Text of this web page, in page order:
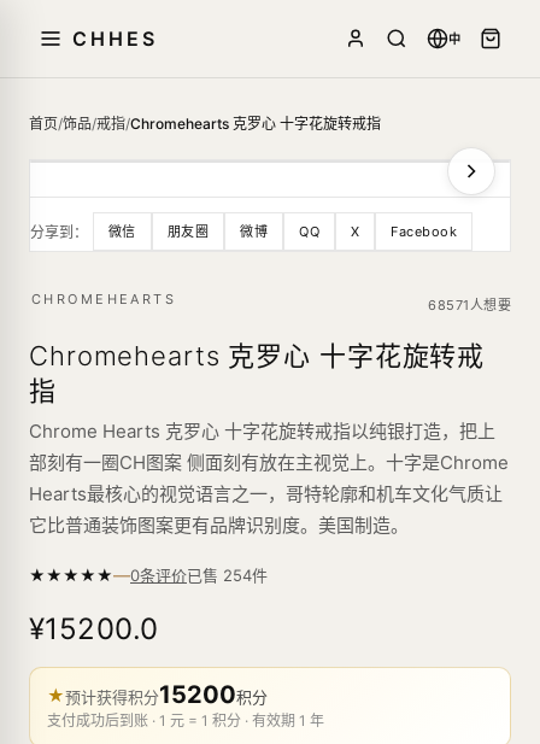
CHHES 中
首页/饰品/戒指/Chromehearts 克罗心 十字花旋转戒指
分享到： 微信 朋友圈 微博 QQ X Facebook
CHROMEHEARTS 68571人想要
Chromehearts 克罗心 十字花旋转戒
指
Chrome Hearts 克罗心 十字花旋转戒指以纯银打造，把上
部刻有一圈CH图案 侧面刻有放在主视觉上。十字是Chrome
Hearts最核心的视觉语言之一，哥特轮廓和机车文化气质让
它比普通装饰图案更有品牌识别度。美国制造。
★★★★★—0条评价已售 254件
¥15200.0
★预计获得积分15200积分
支付成功后到账 · 1 元 = 1 积分 · 有效期 1 年